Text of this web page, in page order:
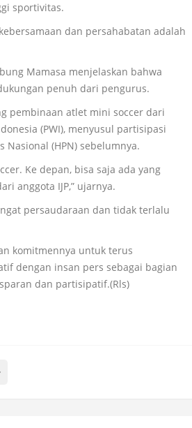
sportivitas.
dan persahabatan adalah
Mamasa menjelaskan bahwa
penuh dari pengurus.
pembinaan atlet mini soccer dari
(PWI), menyusul partisipasi
(HPN) sebelumnya.
Ke depan, bisa saja ada yang
anggota IJP,” ujarnya.
persaudaraan dan tidak terlalu
komitmennya untuk terus
dengan insan pers sebagai bagian
dan partisipatif.(Rls)